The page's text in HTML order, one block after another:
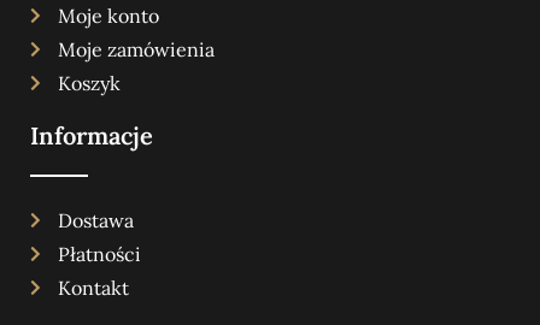
Moje konto
Moje zamówienia
Koszyk
Informacje
Dostawa
Płatności
Kontakt